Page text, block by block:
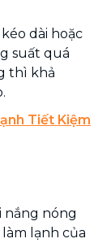
kéo dài hoặc
suất quá
thì khả
Tiết Kiệm
nắng nóng
lạnh của